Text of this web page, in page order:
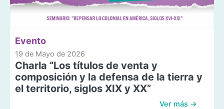
Evento
19 de Mayo de 2026
Charla “Los títulos de venta y
composición y la defensa de la tierra y
el territorio, siglos XIX y XX”
Ver más →